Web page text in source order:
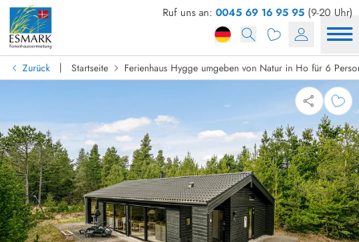
Ruf uns an: 0045 69 16 95 95 (9-20 Uhr)
Zurück | Startseite Ferienhaus Hygge umgeben von Natur in Ho für 6